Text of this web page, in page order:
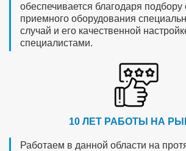
обеспечивается благодаря подбору
приемного оборудования
случай и его качественной
специалистами.
10 ЛЕТ РАБОТЫ НА
Работаем в данной области на